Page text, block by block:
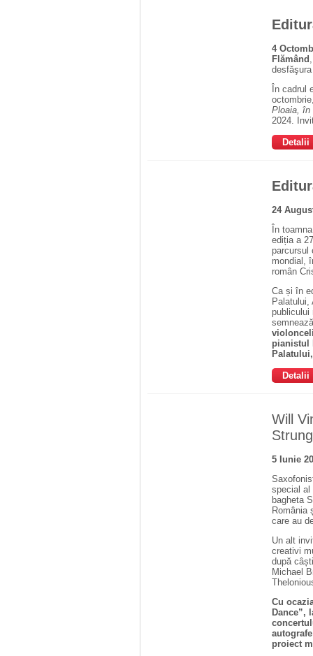
4
Flămând
În cadrul
Ploaia, în
2024.
Detalii
24
În
ediția a
parcursul
mondial,
român
Ca și în
Palatului,
pianistul
Detalii
Will
5 Iunie
special al
bagheta
România
care au
Un alt
creativi
după
Michael
Cu
Dance”,
proiect